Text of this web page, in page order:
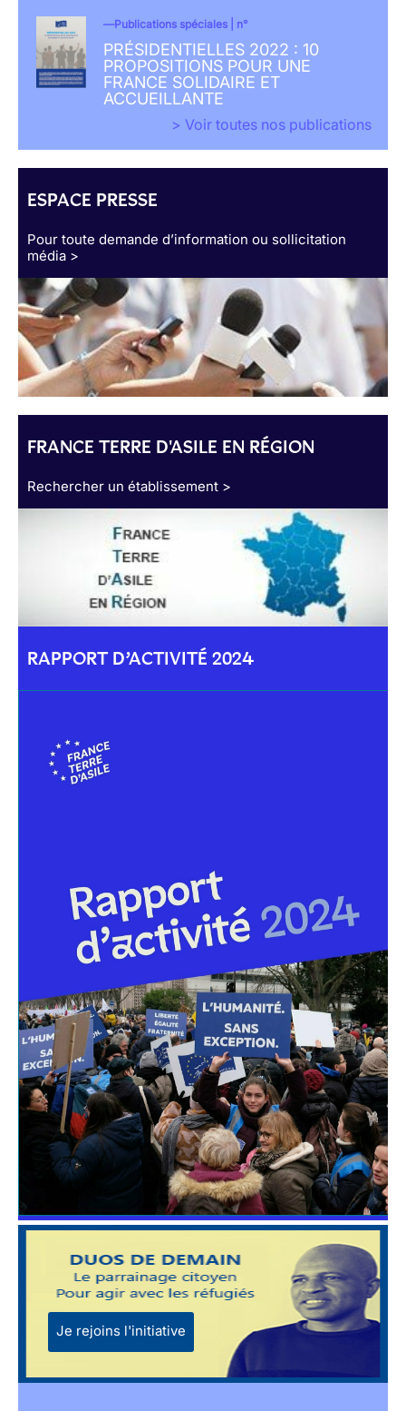
Publications spéciales | n°
PRÉSIDENTIELLES 2022 : 10
PROPOSITIONS POUR UNE
FRANCE SOLIDAIRE ET
ACCUEILLANTE
> Voir toutes nos publications
ESPACE PRESSE
Pour toute demande d’information ou sollicitation
média >
FRANCE TERRE D'ASILE EN RÉGION
Rechercher un établissement >
RAPPORT D’ACTIVITÉ 2024
Je rejoins l'initiative